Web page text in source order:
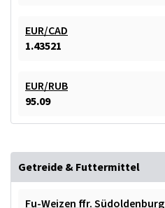
EUR/CAD
1.43521
EUR/RUB
95.09
Getreide & Futtermittel
Fu-Weizen ffr. Südoldenburg